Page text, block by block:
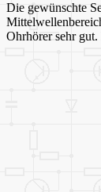
Die gewünschte
Ohrhörer sehr